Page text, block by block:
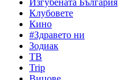
Изгубената България
Клубовете
Кино
#Здравето ни
Зодиак
ТВ
Trip